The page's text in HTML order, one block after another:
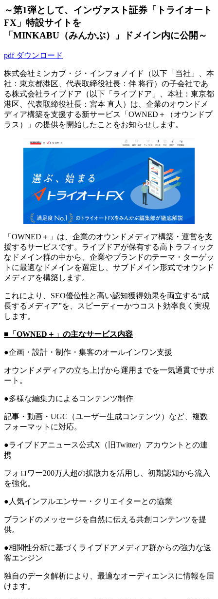
～第1弾として、インヴァスト証券「トライオート
FX」特設サイトを
「MINKABU（みんかぶ）」ドメイン内に公開～
pdf ダウンロード
株式会社ミンカブ・ジ・インフォノイド（以下「当社」、本
社：東京都港区、代表取締役社長：伴 将行）の子会社であ
る株式会社ライブドア（以下「ライブドア」、本社：東京都
港区、代表取締役社長：宮本 直人）は、企業のオウンドメ
ディア構築を支援する新サービス「OWNED＋（オウンドプ
ラス）」の提供を開始したことをお知らせします。
「OWNED＋」は、企業のオウンドメディア構築・運営を支
援するサービスです。ライブドアが保有する高トラフィック
なドメイン群の中から、企業やブランドのテーマ・ターゲッ
トに最適なドメインを選定し、サブドメイン形式でオウンド
メディアを構築します。
これにより、SEO優位性と高い認知獲得効果を両立する“成
長するメディア”を、スピーディーかつコスト効率良く実現
します。
■「OWNED＋」の主なサービス内容
●企画・設計・制作・集客のオールインワン支援
オウンドメディアの立ち上げから運用までを一気通貫でサポ
ート。
●多様な編集力によるコンテンツ制作
記事・動画・UGC（ユーザー生成コンテンツ）など、複数
フォーマットに対応。
●ライブドアニュース公式X（旧Twitter）アカウントとの連
携
フォロワー200万人超の拡散力を活用し、初期認知から流入
を強化。
●人気インフルエンサー・クリエイターとの協業
ブランドのメッセージを自然に伝える共創コンテンツを提
供。
●相関性分析に基づくライブドアメディア群からの強力な送
客エンジン
独自のデータ解析により、最適なオーディエンスに情報を届
けます。